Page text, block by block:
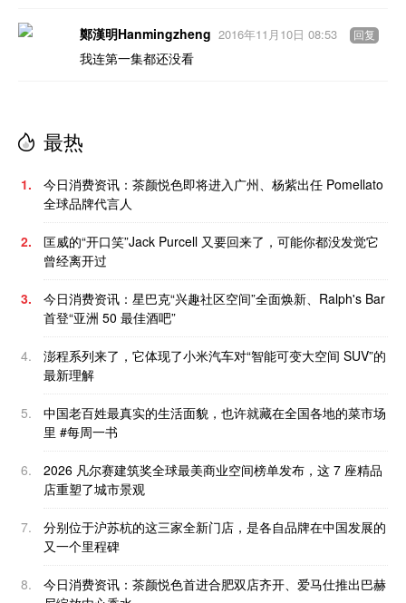
鄭漢明Hanmingzheng
我连第一集都还没看
2016年11月10日 08:53 回复
最热
1.
今日消费资讯：茶颜悦色即将进入广州、杨紫出任 Pomellato
全球品牌代言人
2.
匡威的“开口笑”Jack Purcell 又要回来了，可能你都没发觉它
曾经离开过
3.
今日消费资讯：星巴克“兴趣社区空间”全面焕新、Ralph's Bar
首登“亚洲 50 最佳酒吧”
4.
澎程系列来了，它体现了小米汽车对“智能可变大空间 SUV”的
最新理解
5.
中国老百姓最真实的生活面貌，也许就藏在全国各地的菜市场
里 #每周一书
6.
2026 凡尔赛建筑奖全球最美商业空间榜单发布，这 7 座精品
店重塑了城市景观
7.
分别位于沪苏杭的这三家全新门店，是各自品牌在中国发展的
又一个里程碑
8.
今日消费资讯：茶颜悦色首进合肥双店齐开、爱马仕推出巴赫